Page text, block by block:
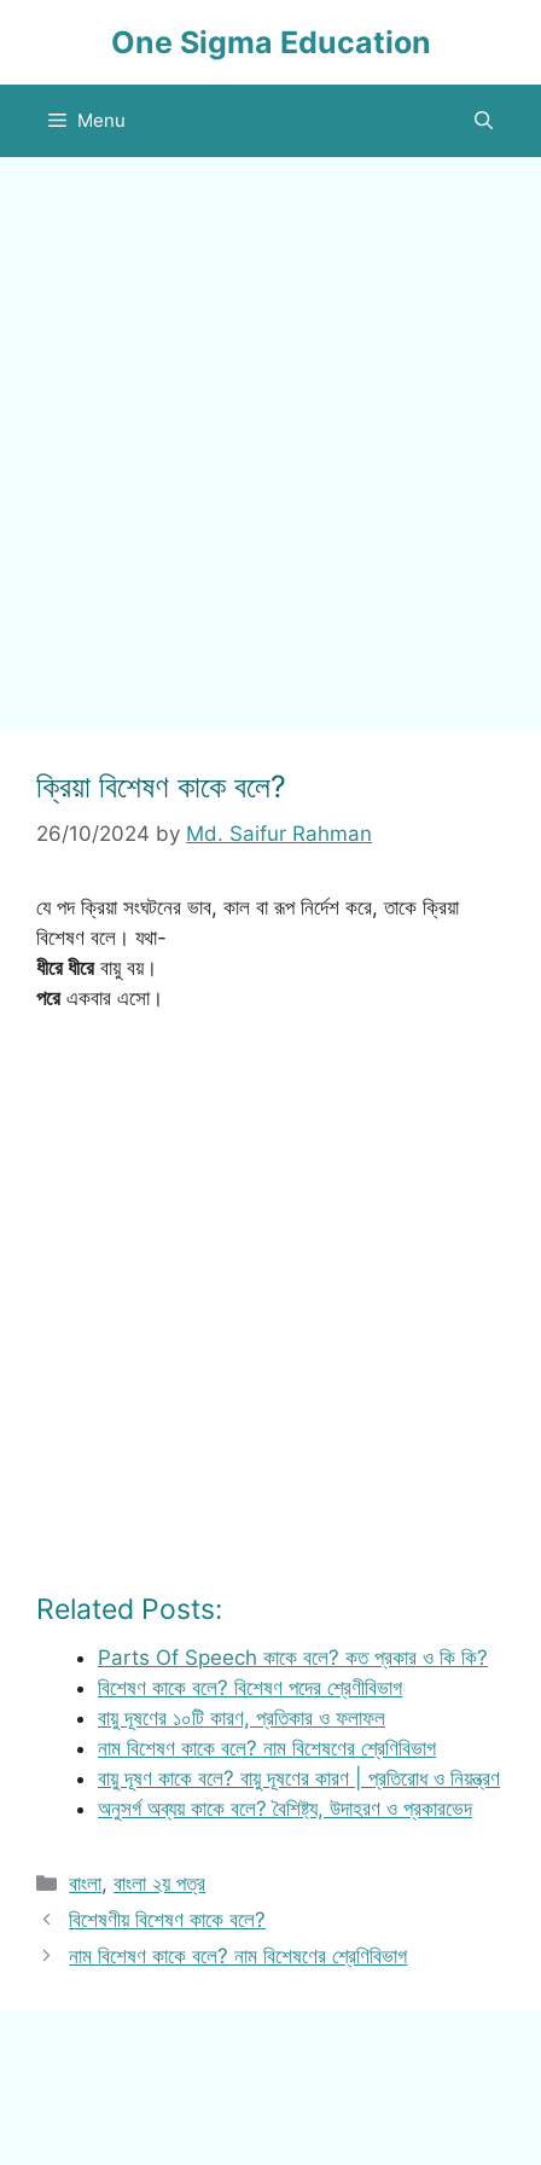
One Sigma Education
Menu
ক্রিয়া বিশেষণ কাকে বলে?
26/10/2024 by Md. Saifur Rahman
যে পদ ক্রিয়া সংঘটনের ভাব, কাল বা রূপ নির্দেশ করে, তাকে ক্রিয়া
বিশেষণ বলে। যথা-
ধীরে ধীরেবায়ু বয়।
পরেএকবার এসো।
Related Posts:
Parts Of Speech কাকে বলে? কত প্রকার ও কি কি?
বিশেষণ কাকে বলে? বিশেষণ পদের শ্রেণীবিভাগ
বায়ু দূষণের ১০টি কারণ, প্রতিকার ও ফলাফল
নাম বিশেষণ কাকে বলে? নাম বিশেষণের শ্রেণিবিভাগ
বায়ু দূষণ কাকে বলে? বায়ু দূষণের কারণ | প্রতিরোধ ও নিয়ন্ত্রণ
অনুসর্গ অব্যয় কাকে বলে? বৈশিষ্ট্য, উদাহরণ ও প্রকারভেদ
Categories
বাংলা,বাংলা ২য় পত্র
বিশেষণীয় বিশেষণ কাকে বলে?
নাম বিশেষণ কাকে বলে? নাম বিশেষণের শ্রেণিবিভাগ